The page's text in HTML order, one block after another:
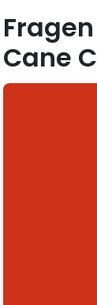
Cane